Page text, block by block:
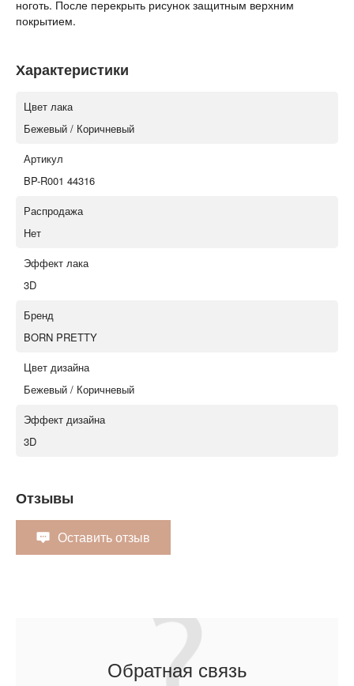
ноготь. После перекрыть рисунок защитным верхним
покрытием.
Характеристики
Цвет лака
Бежевый / Коричневый
Артикул
BP-R001 44316
Распродажа
Нет
Эффект лака
3D
Бренд
BORN PRETTY
Цвет дизайна
Бежевый / Коричневый
Эффект дизайна
3D
Отзывы
Оставить отзыв
Обратная связь